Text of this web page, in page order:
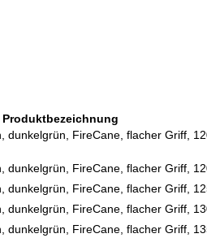
Produktbezeichnung
dunkelgrün, FireCane, flacher Griff,
dunkelgrün, FireCane, flacher Griff,
dunkelgrün, FireCane, flacher Griff,
dunkelgrün, FireCane, flacher Griff,
dunkelgrün, FireCane, flacher Griff,